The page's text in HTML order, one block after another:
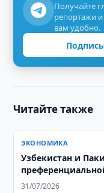
Получайте
репортажи
вам удобно.
Читайте также
ЭКОНОМИКА
Узбекистан и
31/07/2026